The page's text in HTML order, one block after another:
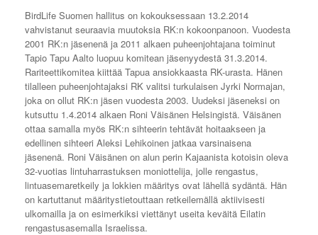
BirdLife Suomen hallitus on kokouksessaan 13.2.2014
vahvistanut seuraavia muutoksia RK:n kokoonpanoon. Vuodesta
2001 RK:n jäsenenä ja 2011 alkaen puheenjohtajana toiminut
Tapio Tapu Aalto luopuu komitean jäsenyydestä 31.3.2014.
Rariteettikomitea kiittää Tapua ansiokkaasta RK-urasta. Hänen
tilalleen puheenjohtajaksi RK valitsi turkulaisen Jyrki Normajan,
joka on ollut RK:n jäsen vuodesta 2003. Uudeksi jäseneksi on
kutsuttu 1.4.2014 alkaen Roni Väisänen Helsingistä. Väisänen
ottaa samalla myös RK:n sihteerin tehtävät hoitaakseen ja
edellinen sihteeri Aleksi Lehikoinen jatkaa varsinaisena
jäsenenä. Roni Väisänen on alun perin Kajaanista kotoisin oleva
32-vuotias lintuharrastuksen moniottelija, jolle rengastus,
lintuasemaretkeily ja lokkien määritys ovat lähellä sydäntä. Hän
on kartuttanut määritystietouttaan retkeilemällä aktiivisesti
ulkomailla ja on esimerkiksi viettänyt useita keväitä Eilatin
rengastusasemalla Israelissa.